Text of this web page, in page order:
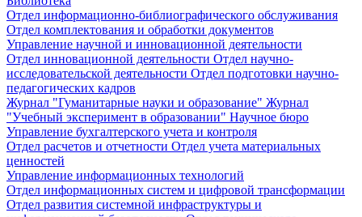
Отдел информационно-библиографического обслуживания
Отдел комплектования и обработки документов
Управление научной и инновационной деятельности
Отдел инновационной деятельности Отдел научно-
исследовательской деятельности Отдел подготовки научно-
педагогических кадров
Журнал "Гуманитарные науки и образование" Журнал
"Учебный эксперимент в образовании" Научное бюро
Управление бухгалтерского учета и контроля
Отдел расчетов и отчетности Отдел учета материальных
ценностей
Управление информационных технологий
Отдел информационных систем и цифровой трансформации
Отдел развития системной инфраструктуры и